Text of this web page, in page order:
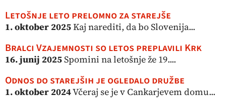
Letošnje leto prelomno za starejše
1. oktober 2025Kaj narediti, da bo Slovenija...
Bralci Vzajemnosti so letos preplavili Krk
16. junij 2025Spomini na letošnje že 19....
Odnos do starejših je ogledalo družbe
1. oktober 2024Včeraj se je v Cankarjevem domu...